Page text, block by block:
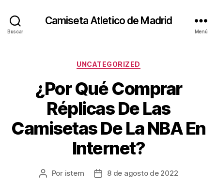
Buscar
Camiseta Atletico de Madrid
Menú
Categorías
UNCATEGORIZED
¿Por Qué Comprar
Réplicas De Las
Camisetas De La NBA En
Internet?
Autor
Por istern
Fecha8 de agosto de 2022